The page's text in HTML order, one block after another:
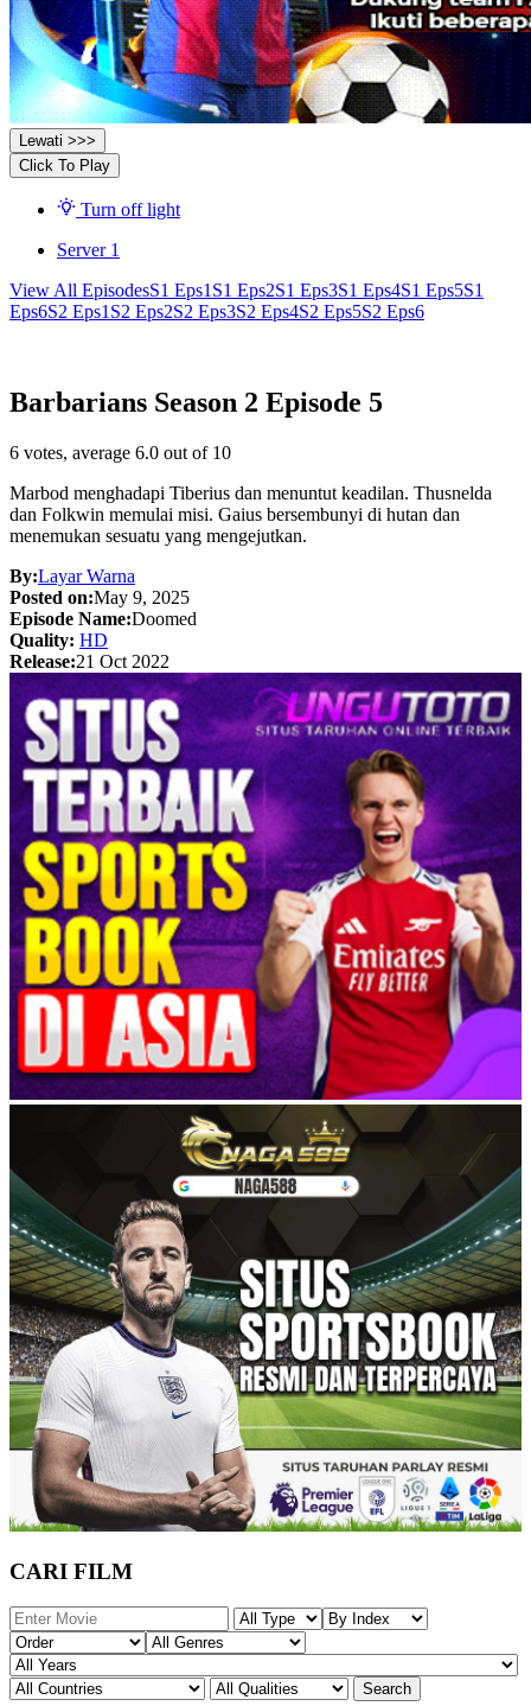
Lewati >>>
Click To Play
Turn off light
Server 1
View All EpisodesS1 Eps1 S1 Eps2S1 Eps3S1 Eps4S1 Eps5S1
Eps6S2 Eps1 S2 Eps2S2 Eps3S2 Eps4S2 Eps5S2 Eps6
Barbarians Season 2 Episode 5
6 votes, average 6.0 out of 10
Marbod menghadapi Tiberius dan menuntut keadilan. Thusnelda
dan Folkwin memulai misi. Gaius bersembunyi di hutan dan
menemukan sesuatu yang mengejutkan.
By:Layar Warna
Posted on:May 9, 2025
Episode Name:Doomed
Quality: HD
Release:21 Oct 2022
CARI FILM